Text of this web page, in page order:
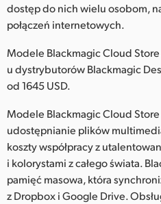
Singapore
Spain
Chinese Taipei
Turkey
UAE
dostęp do nich wielu osobom,
połączeń internetowych.
Modele Blackmagic Cloud
u dystrybutorów Blackmagic
od 1645 USD.
Modele Blackmagic Cloud
udostępnianie plików
koszty współpracy z
i kolorystami z całego świata.
pamięć masowa, która
z Dropbox i Google Drive.